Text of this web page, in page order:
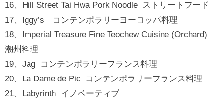
16、Hill Street Tai Hwa Pork Noodle ストリートフード
17、Iggy’s コンテンポラリーヨーロッパ料理
18、Imperial Treasure Fine Teochew Cuisine (Orchard)
潮州料理
19、Jag コンテンポラリーフランス料理
20、La Dame de Pic コンテンポラリーフランス料理
21、Labyrinth イノベーティブ